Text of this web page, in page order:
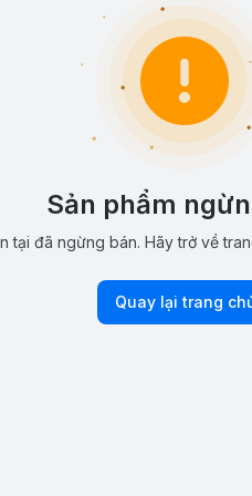
Sản phẩm
tại đã ngừng bán. Hãy trở về
Quay lại trang